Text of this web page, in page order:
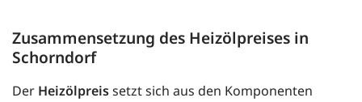
Zusammensetzung des Heizölpreises in
Schorndorf
Der Heizölpreissetzt sich aus den Komponenten